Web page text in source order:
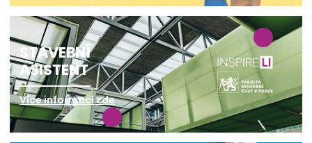
STAVEBNÍ
ASISTENT
Více informací zde